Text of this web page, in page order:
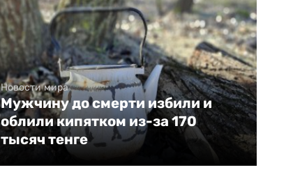
Новости мира
Мужчину до смерти избили и
облили кипятком из-за 170
тысяч тенге